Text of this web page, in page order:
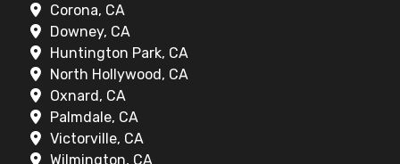
Corona, CA
Downey, CA
Huntington Park, CA
North Hollywood, CA
Oxnard, CA
Palmdale, CA
Victorville, CA
Wilmington, CA